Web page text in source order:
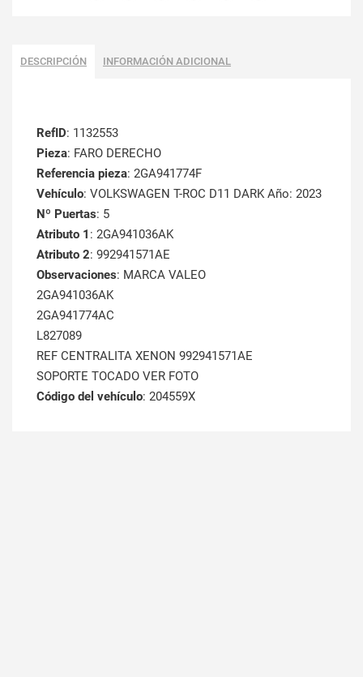
DESCRIPCIÓN INFORMACIÓN ADICIONAL
RefID: 1132553
Pieza: FARO DERECHO
Referencia pieza: 2GA941774F
Vehículo: VOLKSWAGEN T-ROC D11 DARK Año: 2023
Nº Puertas: 5
Atributo 1 : 2GA941036AK
Atributo 2: 992941571AE
Observaciones: MARCA VALEO
2GA941036AK
2GA941774AC
L827089
REF CENTRALITA XENON 992941571AE
SOPORTE TOCADO VER FOTO
Código del vehículo: 204559X